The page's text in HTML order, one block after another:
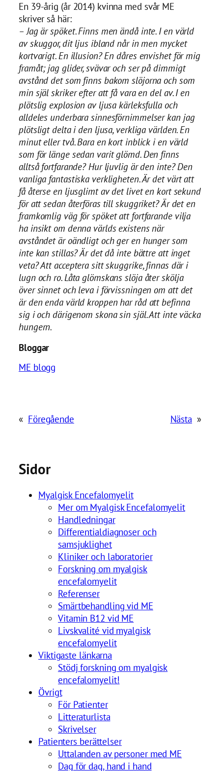
En 39-årig (år 2014) kvinna med svår ME
skriver så här:
– Jag är spöket. Finns men ändå inte. I en värld
av skuggor, dit ljus ibland når in men mycket
kortvarigt. En illusion? En dåres envishet för mig
framåt; jag glider, svävar och ser på dimmigt
avstånd det som finns bakom slöjorna och som
min själ skriker efter att få vara en del av. I en
plötslig explosion av ljusa kärleksfulla och
alldeles underbara sinnesförnimmelser kan jag
plötsligt delta i den ljusa, verkliga världen. En
minut eller två. Bara en kort inblick i en värld
som för länge sedan varit glömd. Den finns
alltså fortfarande? Hur ljuvlig är den inte? Den
vanliga fantastiska verkligheten. Är det värt att
få återse en ljusglimt av det livet en kort sekund
för att sedan återföras till skuggriket? Är det en
framkomlig väg för spöket att fortfarande vilja
ha insikt om denna världs existens när
avståndet är oändligt och ger en hunger som
inte kan stillas? Är det då inte bättre att inget
veta? Att acceptera sitt skuggrike, finnas där i
lugn och ro. Låta glömskans slöja åter skölja
över sinnet och leva i förvissningen om att det
är den enda värld kroppen har råd att befinna
sig i och därigenom skona sin själ. Att inte väcka
hungern.
Bloggar
ME blogg
« Föregående Nästa »
Sidor
Myalgisk Encefalomyelit
Mer om Myalgisk Encefalomyelit
Handledningar
Differentialdiagnoser och
samsjuklighet
Kliniker och laboratorier
Forskning om myalgisk
encefalomyelit
Referenser
Smärtbehandling vid ME
Vitamin B12 vid ME
Livskvalité vid myalgisk
encefalomyelit
Viktigaste länkarna
Stödj forskning om myalgisk
encefalomyelit!
Övrigt
För Patienter
Litteraturlista
Skrivelser
Patienters berättelser
Uttalanden av personer med ME
Dag för dag, hand i hand